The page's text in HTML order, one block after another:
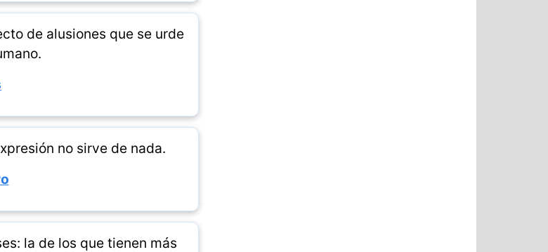
de alusiones que se urde
no sirve de nada.
la de los que tienen más